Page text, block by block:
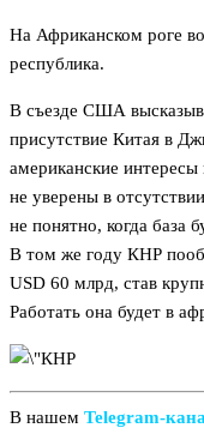
На Африканском роге
республика.
В съезде США
присутствие Китая в
американские
не уверены в
не понятно, когда база
В том же году КНР
USD 60 млрд, став
Работать она будет в
В нашем